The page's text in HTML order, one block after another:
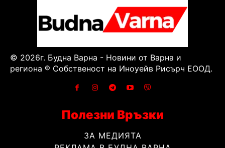
© 2026г. Будна Варна - Новини от Варна и
региона ® Собственост на Иноуейв Рисърч ЕООД.
Полезни Връзки
ЗА МЕДИЯТА